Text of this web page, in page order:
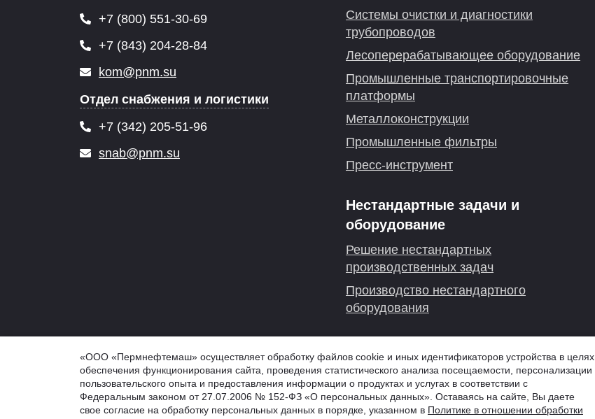
+7 (800) 551-30-69
+7 (843) 204-28-84
kom@pnm.su
Отдел снабжения и логистики
+7 (342) 205-51-96
snab@pnm.su
Системы очистки и диагностики
трубопроводов
Лесоперерабатывающее оборудование
Промышленные транспортировочные
платформы
Металлоконструкции
Промышленные фильтры
Пресс-инструмент
Нестандартные задачи и
оборудование
Решение нестандартных
производственных задач
Производство нестандартного
оборудования
© 2026 PNM.SU - ООО "Пермнефтемаш" (ПНМ, PNM), г. Казань
Обработка персональных данных
Информация на сайте не является публичной офертой
«ООО «Пермнефтемаш» осуществляет обработку файлов cookie и иных идентификаторов устройства в целях
обеспечения функционирования сайта, проведения статистического анализа посещаемости, персонализации
пользовательского опыта и предоставления информации о продуктах и услугах в соответствии с
Федеральным законом от 27.07.2006 № 152-ФЗ «О персональных данных». Оставаясь на сайте, Вы даете
свое согласие на обработку персональных данных в порядке, указанном в Политике в отношении обработки